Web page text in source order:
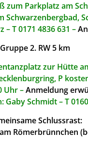
zum Parkplatz am
Schwarzenbergbad,
T 0171 4836 631 –
Gruppe 2. RW 5 km
zur Hütte
P
Uhr –Anmeldung
Schmidt – T
Schlussrast:
Römerbrünnchen